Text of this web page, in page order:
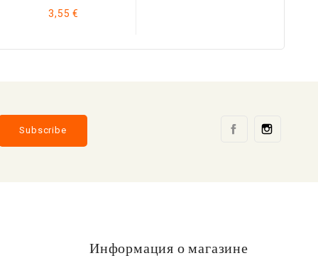
Цена
3,55 €
Facebook
Информация о магазине